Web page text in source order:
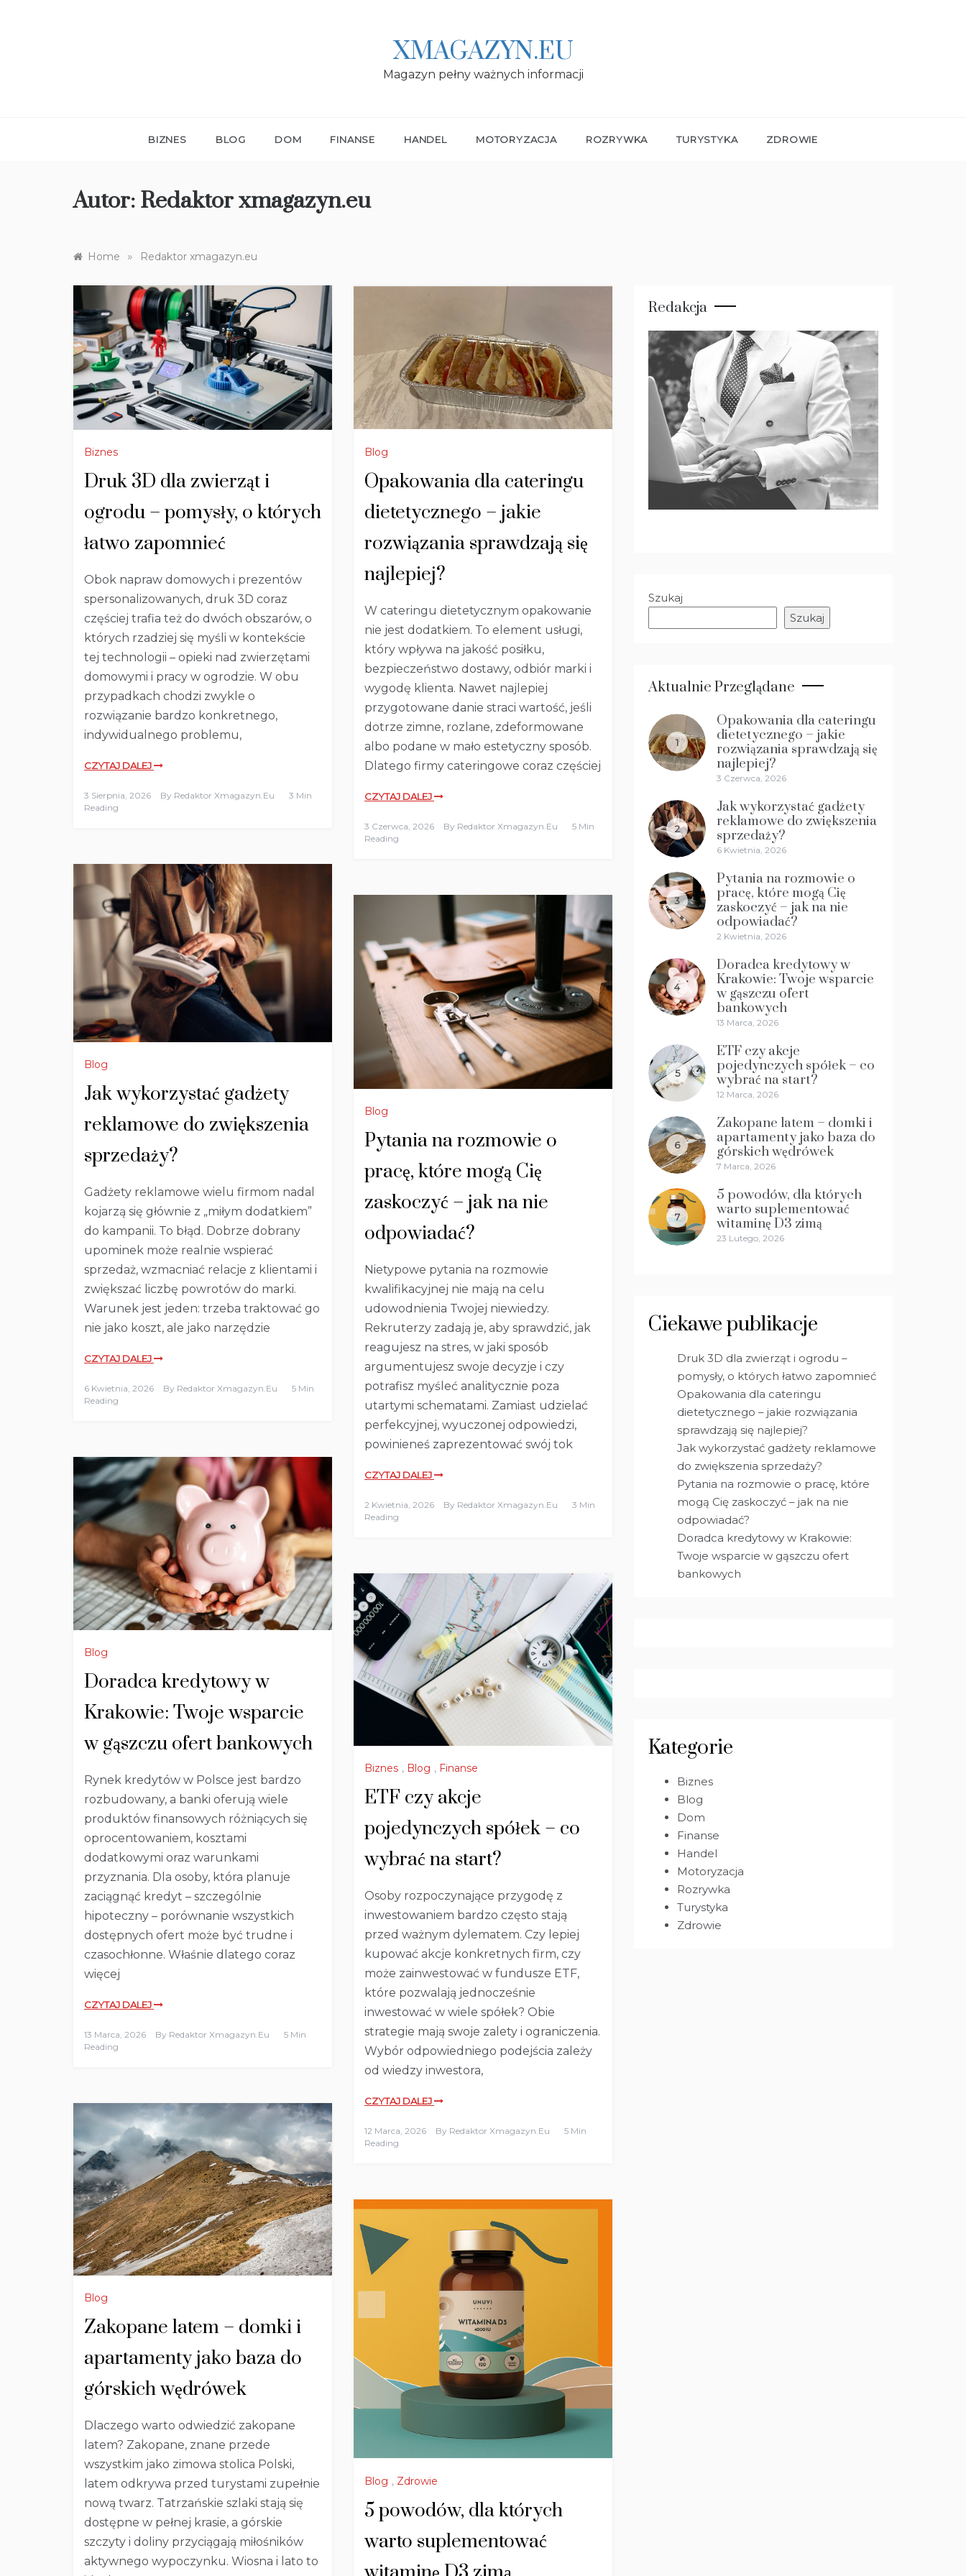
XMAGAZYN.EU
Magazyn pełny ważnych informacji
BIZNES BLOG DOM FINANSE HANDEL MOTORYZACJA ROZRYWKA TURYSTYKA ZDROWIE
Autor: Redaktor xmagazyn.eu
Home » Redaktor xmagazyn.eu
Biznes
Druk 3D dla zwierząt i
ogrodu – pomysły, o których
łatwo zapomnieć
Obok napraw domowych i prezentów
spersonalizowanych, druk 3D coraz
częściej trafia też do dwóch obszarów, o
których rzadziej się myśli w kontekście
tej technologii – opieki nad zwierzętami
domowymi i pracy w ogrodzie. W obu
przypadkach chodzi zwykle o
rozwiązanie bardzo konkretnego,
indywidualnego problemu,
CZYTAJ DALEJ
3 Sierpnia, 2026 By Redaktor Xmagazyn.eu
3 Min
Reading
Blog
Opakowania dla cateringu
dietetycznego – jakie
rozwiązania sprawdzają się
najlepiej?
W cateringu dietetycznym opakowanie
nie jest dodatkiem. To element usługi,
który wpływa na jakość posiłku,
bezpieczeństwo dostawy, odbiór marki i
wygodę klienta. Nawet najlepiej
przygotowane danie straci wartość, jeśli
dotrze zimne, rozlane, zdeformowane
albo podane w mało estetyczny sposób.
Dlatego firmy cateringowe coraz częściej
CZYTAJ DALEJ
3 Czerwca, 2026 By Redaktor Xmagazyn.eu
5 Min
Reading
Blog
Jak wykorzystać gadżety
reklamowe do zwiększenia
sprzedaży?
Gadżety reklamowe wielu firmom nadal
kojarzą się głównie z „miłym dodatkiem”
do kampanii. To błąd. Dobrze dobrany
upominek może realnie wspierać
sprzedaż, wzmacniać relacje z klientami i
zwiększać liczbę powrotów do marki.
Warunek jest jeden: trzeba traktować go
nie jako koszt, ale jako narzędzie
CZYTAJ DALEJ
6 Kwietnia, 2026 By Redaktor Xmagazyn.eu
5 Min
Reading
Blog
Pytania na rozmowie o
pracę, które mogą Cię
zaskoczyć – jak na nie
odpowiadać?
Nietypowe pytania na rozmowie
kwalifikacyjnej nie mają na celu
udowodnienia Twojej niewiedzy.
Rekruterzy zadają je, aby sprawdzić, jak
reagujesz na stres, w jaki sposób
argumentujesz swoje decyzje i czy
potrafisz myśleć analitycznie poza
utartymi schematami. Zamiast udzielać
perfekcyjnej, wyuczonej odpowiedzi,
powinieneś zaprezentować swój tok
CZYTAJ DALEJ
2 Kwietnia, 2026 By Redaktor Xmagazyn.eu
3 Min
Reading
Blog
Doradca kredytowy w
Krakowie: Twoje wsparcie
w gąszczu ofert bankowych
Rynek kredytów w Polsce jest bardzo
rozbudowany, a banki oferują wiele
produktów finansowych różniących się
oprocentowaniem, kosztami
dodatkowymi oraz warunkami
przyznania. Dla osoby, która planuje
zaciągnąć kredyt – szczególnie
hipoteczny – porównanie wszystkich
dostępnych ofert może być trudne i
czasochłonne. Właśnie dlatego coraz
więcej
CZYTAJ DALEJ
13 Marca, 2026 By Redaktor Xmagazyn.eu
5 Min
Reading
Biznes , Blog , Finanse
ETF czy akcje
pojedynczych spółek – co
wybrać na start?
Osoby rozpoczynające przygodę z
inwestowaniem bardzo często stają
przed ważnym dylematem. Czy lepiej
kupować akcje konkretnych firm, czy
może zainwestować w fundusze ETF,
które pozwalają jednocześnie
inwestować w wiele spółek? Obie
strategie mają swoje zalety i ograniczenia.
Wybór odpowiedniego podejścia zależy
od wiedzy inwestora,
CZYTAJ DALEJ
12 Marca, 2026 By Redaktor Xmagazyn.eu
5 Min
Reading
Blog
Zakopane latem – domki i
apartamenty jako baza do
górskich wędrówek
Dlaczego warto odwiedzić zakopane
latem? Zakopane, znane przede
wszystkim jako zimowa stolica Polski,
latem odkrywa przed turystami zupełnie
nową twarz. Tatrzańskie szlaki stają się
dostępne w pełnej krasie, a górskie
szczyty i doliny przyciągają miłośników
aktywnego wypoczynku. Wiosna i lato to
Blog , Zdrowie
5 powodów, dla których
warto suplementować
Redakcja
Szukaj
Szukaj
Aktualnie Przeglądane
1
Opakowania dla cateringu
dietetycznego – jakie
rozwiązania sprawdzają się
najlepiej?
3 Czerwca, 2026
2
Jak wykorzystać gadżety
reklamowe do zwiększenia
sprzedaży?
6 Kwietnia, 2026
3
Pytania na rozmowie o
pracę, które mogą Cię
zaskoczyć – jak na nie
odpowiadać?
2 Kwietnia, 2026
4
Doradca kredytowy w
Krakowie: Twoje wsparcie
w gąszczu ofert
bankowych
13 Marca, 2026
5
ETF czy akcje
pojedynczych spółek – co
wybrać na start?
12 Marca, 2026
6
Zakopane latem – domki i
apartamenty jako baza do
górskich wędrówek
7 Marca, 2026
7
5 powodów, dla których
warto suplementować
witaminę D3 zimą
23 Lutego, 2026
Ciekawe publikacje
Druk 3D dla zwierząt i ogrodu –
pomysły, o których łatwo zapomnieć
Opakowania dla cateringu
dietetycznego – jakie rozwiązania
sprawdzają się najlepiej?
Jak wykorzystać gadżety reklamowe
do zwiększenia sprzedaży?
Pytania na rozmowie o pracę, które
mogą Cię zaskoczyć – jak na nie
odpowiadać?
Doradca kredytowy w Krakowie:
Twoje wsparcie w gąszczu ofert
bankowych
Kategorie
Biznes
Blog
Dom
Finanse
Handel
Motoryzacja
Rozrywka
Turystyka
Zdrowie